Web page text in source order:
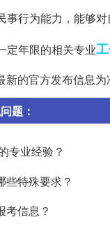
行为能力，能够对
定年限的相关专业
新的官方发布信息
题：
专业经验？
些特殊要求？
考信息？